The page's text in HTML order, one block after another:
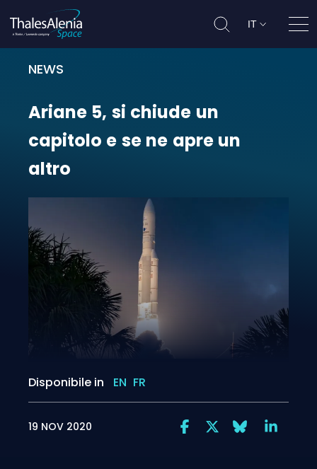
IT
NEWS
Ariane 5, si chiude un capitolo e
Ariane 5, si chiude un
capitolo e se ne apre un
altro
Disponibile in EN FR
19 NOV 2020